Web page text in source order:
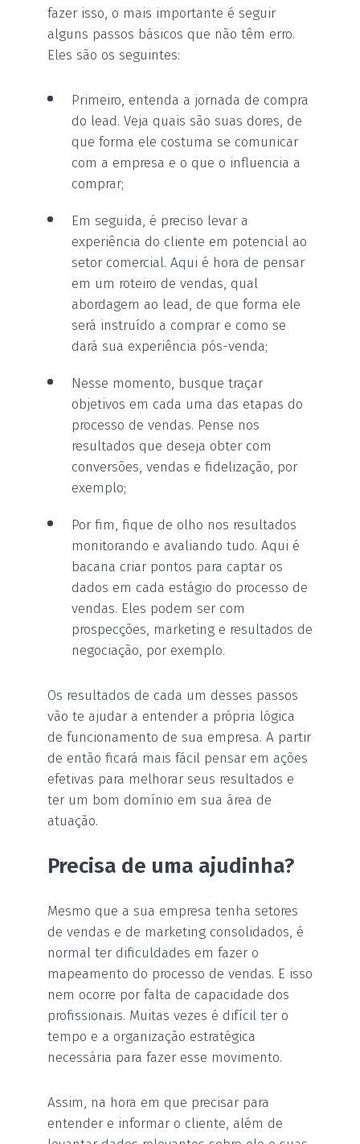
fazer isso, o mais importante é seguir
alguns passos básicos que não têm erro.
Eles são os seguintes:
Primeiro, entenda a jornada de compra
do lead. Veja quais são suas dores, de
que forma ele costuma se comunicar
com a empresa e o que o influencia a
comprar;
Em seguida, é preciso levar a
experiência do cliente em potencial ao
setor comercial. Aqui é hora de pensar
em um roteiro de vendas, qual
abordagem ao lead, de que forma ele
será instruído a comprar e como se
dará sua experiência pós-venda;
Nesse momento, busque traçar
objetivos em cada uma das etapas do
processo de vendas. Pense nos
resultados que deseja obter com
conversões, vendas e fidelização, por
exemplo;
Por fim, fique de olho nos resultados
monitorando e avaliando tudo. Aqui é
bacana criar pontos para captar os
dados em cada estágio do processo de
vendas. Eles podem ser com
prospecções, marketing e resultados de
negociação, por exemplo.
Os resultados de cada um desses passos
vão te ajudar a entender a própria lógica
de funcionamento de sua empresa. A partir
de então ficará mais fácil pensar em ações
efetivas para melhorar seus resultados e
ter um bom domínio em sua área de
atuação.
Precisa de uma ajudinha?
Mesmo que a sua empresa tenha setores
de vendas e de marketing consolidados, é
normal ter dificuldades em fazer o
mapeamento do processo de vendas. E isso
nem ocorre por falta de capacidade dos
profissionais. Muitas vezes é difícil ter o
tempo e a organização estratégica
necessária para fazer esse movimento.
Assim, na hora em que precisar para
entender e informar o cliente, além de